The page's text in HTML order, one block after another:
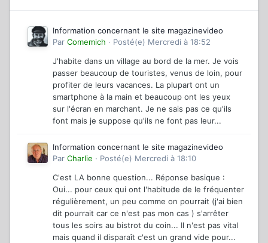
Information concernant le site magazinevideo
Par Comemich · Posté(e) Mercredi à 18:52
J'habite dans un village au bord de la mer. Je vois
passer beaucoup de touristes, venus de loin, pour
profiter de leurs vacances. La plupart ont un
smartphone à la main et beaucoup ont les yeux
sur l'écran en marchant. Je ne sais pas ce qu'ils
font mais je suppose qu'ils ne font pas leur...
Information concernant le site magazinevideo
Par Charlie · Posté(e) Mercredi à 18:10
C'est LA bonne question... Réponse basique :
Oui... pour ceux qui ont l'habitude de le fréquenter
régulièrement, un peu comme on pourrait (j'ai bien
dit pourrait car ce n'est pas mon cas ) s'arrêter
tous les soirs au bistrot du coin... Il n'est pas vital
mais quand il disparaît c'est un grand vide pour...